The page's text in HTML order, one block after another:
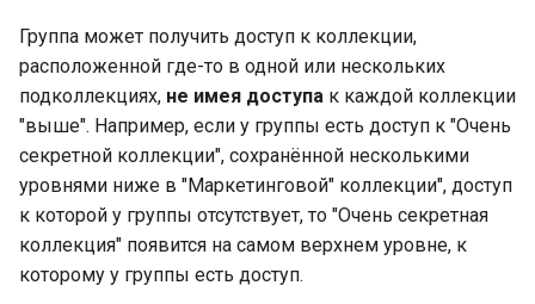
Группа может получить доступ к коллекции,
расположенной где-то в одной или нескольких
подколлекциях, не имея доступа к каждой коллекции
"выше". Например, если у группы есть доступ к "Очень
секретной коллекции", сохранённой несколькими
уровнями ниже в "Маркетинговой" коллекции", доступ
к которой у группы отсутствует, то "Очень секретная
коллекция" появится на самом верхнем уровне, к
которому у группы есть доступ.